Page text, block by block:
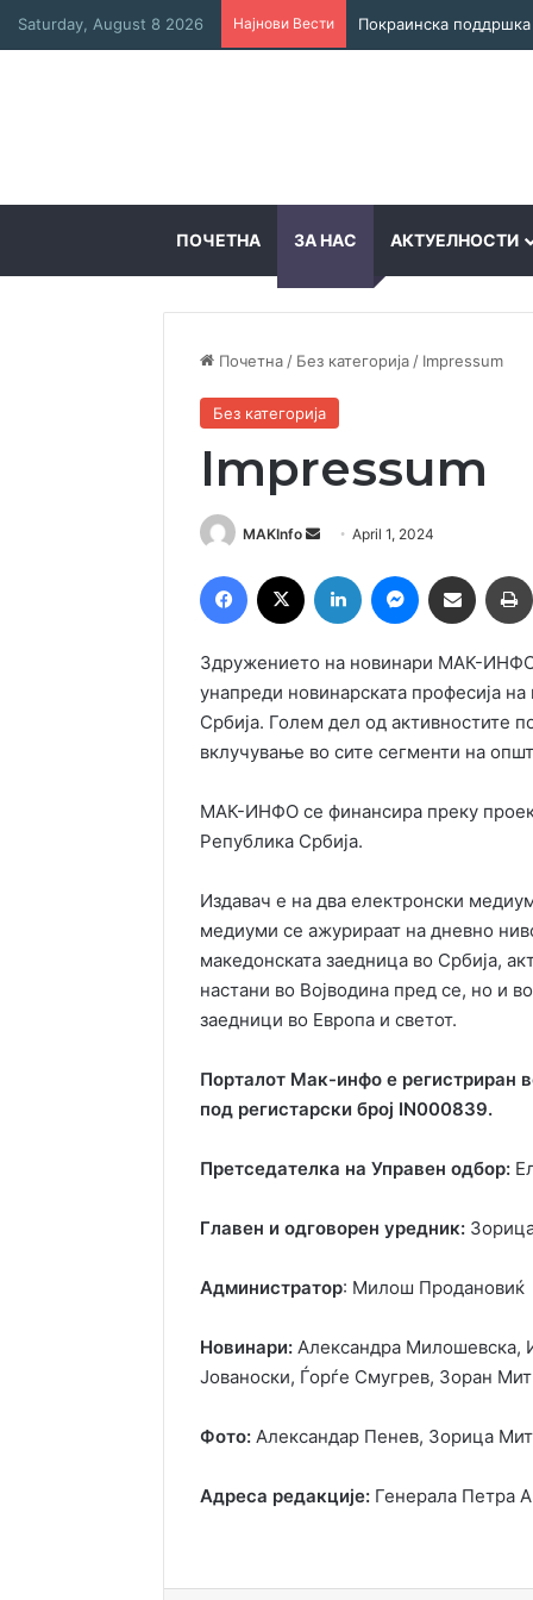
Saturday, August 8 2026 Најнови Вести
ПОЧЕТНА ЗА НАС АКТУЕЛНОСТИ
Почетна / Без категоријa / Impressum
Без категоријa
Impressum
MAKInfo
Send
email
April 1, 2024
Facebook LinkedIn MessengerСподели преку Емаил
Здружението на новинари МАК-ИНФО
унапреди новинарската професија
Србија. Голем дел од активностите
вклучување во сите сегменти на
МАК-ИНФО се финансира преку
Република Србија.
Издавач е на два електронски
медиуми се ажурираат на дневно
македонската заедница во Србија,
настани во Војводина пред се, но и
заедници во Европа и светот.
Порталот Мак-инфо е регистриран
под регистарски број IN000839.
Претседателка на Управен одбор:
Главен и одговорен уредник:
Администратор: Милош Продановиќ
Новинари: Александра Милошевска,
Јованоски, Ѓорѓе Смугрев, Зоран
Фото: Александар Пенев, Зорица
Адреса редакције: Генерала Петра
requerir un monto bajo, facilita
fizyczne stoły i losowania w czasie